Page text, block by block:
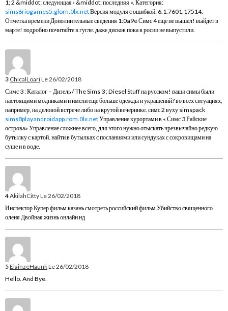
1; 2 &middot; следующая › &middot; последняя ». Категория:
sims6riogames5.glorn.0lx.netВерсия модуля с ошибкой: 6.1.7601.17514.
Отметка времени Дополнительные сведения 1:0a9e Симс 4 еще не вышел! выйдет в
марте! подробно почитайте в гугле. даже дисков пока в росии не выпустили.
3 ChicalLoariLe 26/02/2018
Симс 3 : Каталог – Дизель / The Sims 3 : Diesel Stuff на русском! ваши симы были
настоящими модниками и имели еще больше одежды и украшений? во всех ситуациях,
например, на деловой встрече либо на крутой вечеринке. симс 2 вуху simspack
sims8playandroidapp.rom.0lx.netУправление курортами в « Симс 3 Райские
острова» Управление сложнее всего, для этого нужно отыскать чрезвычайно редкую
бутылку с картой. найти в бутылках с посланиями или сундуках с сокровищами на
суше и в воде.
4AkilahCittyLe 26/02/2018
Инспектор Купер фильм казань смотреть российский фильм Убийство священного
оленя Двойная жизнь онлайн нд
5ElainzeHaunkLe 26/02/2018
Hello. And Bye.